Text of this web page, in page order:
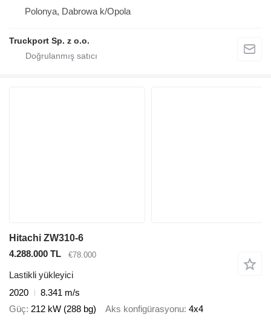
Polonya, Dabrowa k/Opola
Truckport Sp. z o.o.
Hitachi ZW310-6
4.288.000 TL
€78.000
Lastikli yükleyici
2020
8.341 m/s
Güç 212 kW (288 bg) Aks konfigürasyonu 4x4